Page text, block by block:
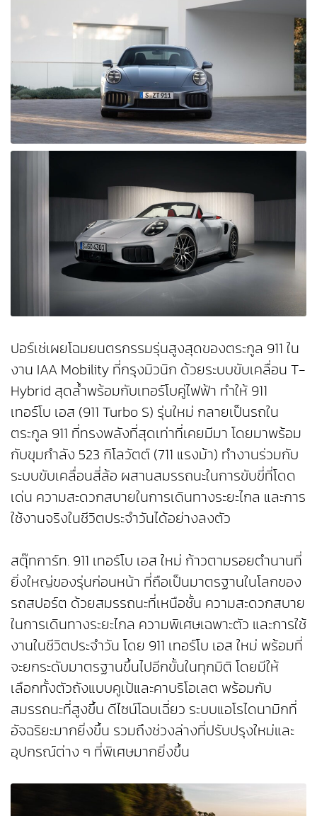
ปอร์เช่เผยโฉมยนตรกรรมรุ่นสูงสุดของตระกูล 911 ใน
งาน IAA Mobility ที่กรุงมิวนิก ด้วยระบบขับเคลื่อน T-
Hybrid สุดล้ำพร้อมกับเทอร์โบคู่ไฟฟ้า ทำให้ 911
เทอร์โบ เอส (911 Turbo S) รุ่นใหม่ กลายเป็นรถใน
ตระกูล 911 ที่ทรงพลังที่สุดเท่าที่เคยมีมา โดยมาพร้อม
กับขุมกำลัง 523 กิโลวัตต์ (711 แรงม้า) ทำงานร่วมกับ
ระบบขับเคลื่อนสี่ล้อ ผสานสมรรถนะในการขับขี่ที่โดด
เด่น ความสะดวกสบายในการเดินทางระยะไกล และการ
ใช้งานจริงในชีวิตประจำวันได้อย่างลงตัว
สตุ๊ทการ์ท. 911 เทอร์โบ เอส ใหม่ ก้าวตามรอยตำนานที่
ยิ่งใหญ่ของรุ่นก่อนหน้า ที่ถือเป็นมาตรฐานในโลกของ
รถสปอร์ต ด้วยสมรรถนะที่เหนือชั้น ความสะดวกสบาย
ในการเดินทางระยะไกล ความพิเศษเฉพาะตัว และการใช้
งานในชีวิตประจำวัน โดย 911 เทอร์โบ เอส ใหม่ พร้อมที่
จะยกระดับมาตรฐานขึ้นไปอีกขั้นในทุกมิติ โดยมีให้
เลือกทั้งตัวถังแบบคูเป้และคาบริโอเลต พร้อมกับ
สมรรถนะที่สูงขึ้น ดีไซน์โฉบเฉี่ยว ระบบแอโรไดนามิกที่
อัจฉริยะมากยิ่งขึ้น รวมถึงช่วงล่างที่ปรับปรุงใหม่และ
อุปกรณ์ต่าง ๆ ที่พิเศษมากยิ่งขึ้น